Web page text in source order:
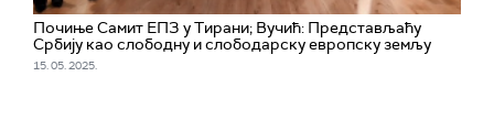
Почиње Самит ЕПЗ у Тирани; Вучић: Представљаћу
Србију као слободну и слободарску европску земљу
15. 05. 2025.